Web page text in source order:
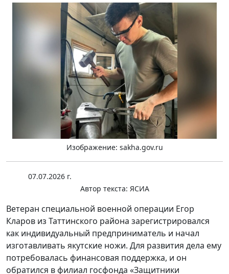
Изображение: sakha.gov.ru
07.07.2026 г.
Автор текста: ЯСИА
Ветеран специальной военной операции Егор
Кларов из Таттинского района зарегистрировался
как индивидуальный предприниматель и начал
изготавливать якутские ножи. Для развития дела ему
потребовалась финансовая поддержка, и он
обратился в филиал госфонда «Защитники